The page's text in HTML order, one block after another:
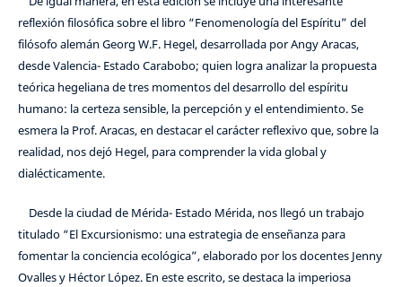
reflexión filosófica sobre el libro “Fenomenología del Espíritu” del
filósofo alemán Georg W.F. Hegel, desarrollada por Angy Aracas,
desde Valencia- Estado Carabobo; quien logra analizar la propuesta
teórica hegeliana de tres momentos del desarrollo del espíritu
humano: la certeza sensible, la percepción y el entendimiento. Se
esmera la Prof. Aracas, en destacar el carácter reflexivo que, sobre la
realidad, nos dejó Hegel, para comprender la vida global y
dialécticamente.
Desde la ciudad de Mérida- Estado Mérida, nos llegó un trabajo
titulado “El Excursionismo: una estrategia de enseñanza para
fomentar la conciencia ecológica”, elaborado por los docentes Jenny
Ovalles y Héctor López. En este escrito, se destaca la imperiosa